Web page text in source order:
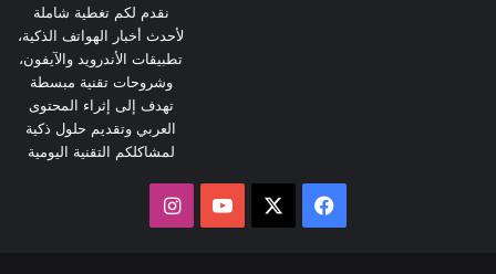
نقدم لكم تغطية شاملة
لأحدث أخبار الهواتف الذكية،
تطبيقات الأندرويد والآيفون،
وشروحات تقنية مبسطة
تهدف إلى إثراء المحتوى
العربي وتقديم حلول ذكية
لمشاكلكم التقنية اليومية
فيسبوك ‫YouTubeانستقرام